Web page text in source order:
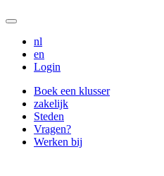
nl
en
Login
Boek een klusser
zakelijk
Steden
Vragen?
Werken bij